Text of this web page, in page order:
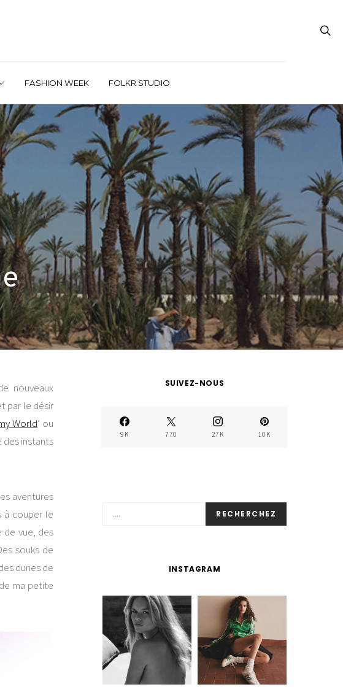
FASHION WEEK FOLKR STUDIO
nouveaux
par le désir
World‘ ou
des instants
aventures
à couper le
de vue, des
souks de
dunes de
ma petite
SUIVEZ-NOUS
9K 770 27K 10K
RECHERCHEZ
INSTAGRAM